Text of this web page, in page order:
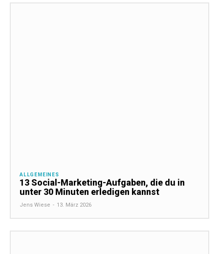
ALLGEMEINES
13 Social-Marketing-Aufgaben, die du in
unter 30 Minuten erledigen kannst
Jens Wiese - 13. März 2026